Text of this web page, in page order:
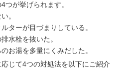
つが挙げられます。
。
ターが目づまりしている。
水栓を抜いた。
お湯を多量にくみだした。
応じて4つの対処法を以下にご紹介